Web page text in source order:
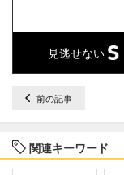
見逃せない
前の記事
関連キーワード